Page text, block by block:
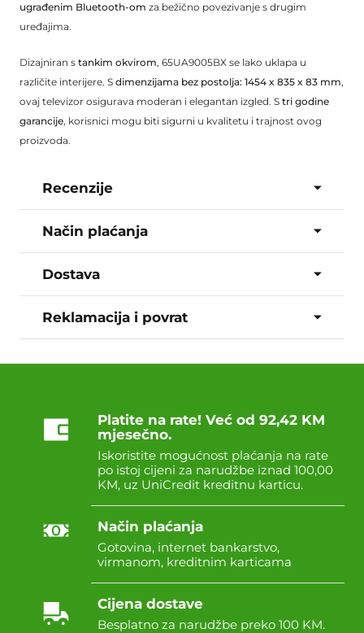
ugrađenim Bluetooth-om za bežično povezivanje s drugim
uređajima.
Dizajniran s tankim okvirom, 65UA9005BX se lako uklapa u
različite interijere. S dimenzijama bez postolja: 1454 x 835 x 83 mm,
ovaj televizor osigurava moderan i elegantan izgled. S tri godine
garancije, korisnici mogu biti sigurni u kvalitetu i trajnost ovog
proizvoda.
Recenzije
Način plaćanja
Dostava
Reklamacija i povrat
Platite na rate! Već od 92,42 KM
mjesečno.
Iskoristite mogućnost plaćanja na rate
po istoj cijeni za narudžbe iznad 100,00
KM, uz UniCredit kreditnu karticu.
Način plaćanja
Gotovina, internet bankarstvo,
virmanom, kreditnim karticama
Cijena dostave
Besplatno za narudžbe preko 100 KM.